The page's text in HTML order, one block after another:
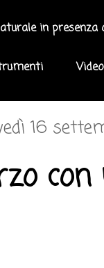
in presenza
16